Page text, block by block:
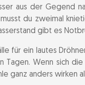
aus der Gegend
du zweimal
gibt es
für ein lautes
Tagen. Wenn sich
ganz anders wirken